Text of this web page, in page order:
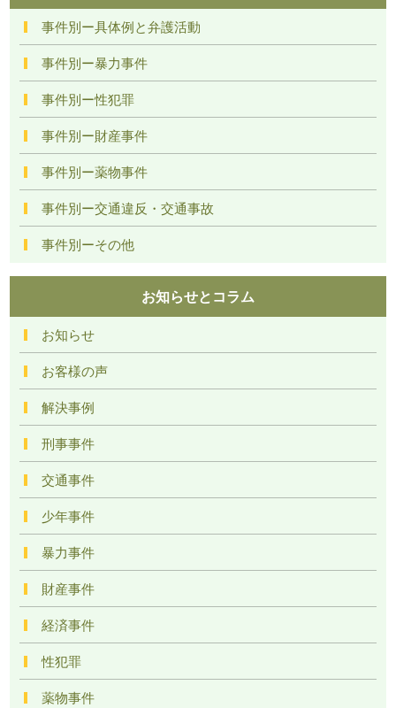
事件別ー具体例と弁護活動
事件別ー暴力事件
事件別ー性犯罪
事件別ー財産事件
事件別ー薬物事件
事件別ー交通違反・交通事故
事件別ーその他
お知らせとコラム
お知らせ
お客様の声
解決事例
刑事事件
交通事件
少年事件
暴力事件
財産事件
経済事件
性犯罪
薬物事件